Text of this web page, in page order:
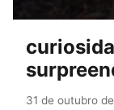
31 de outubro